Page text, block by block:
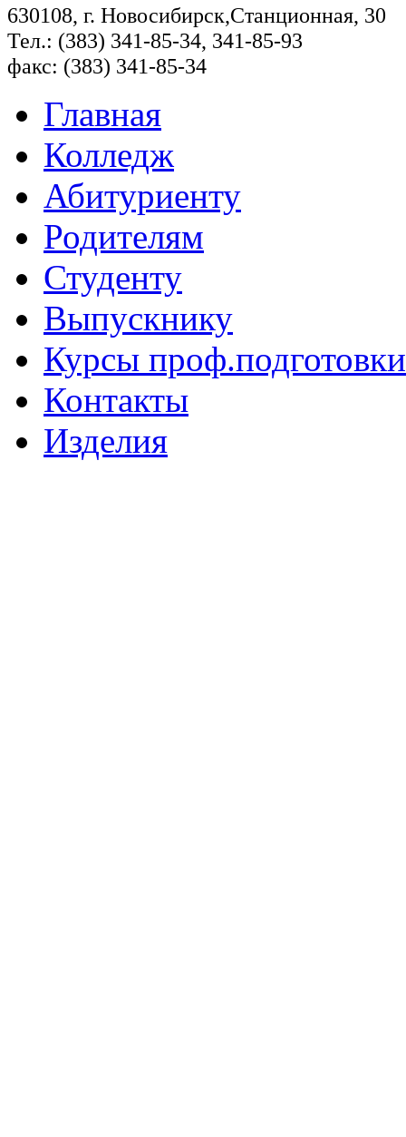
630108, г. Новосибирск,Станционная, 30
Тел.: (383) 341-85-34, 341-85-93
факс: (383) 341-85-34
Главная
Колледж
Абитуриенту
Родителям
Студенту
Выпускнику
Курсы проф.подготовки
Контакты
Изделия